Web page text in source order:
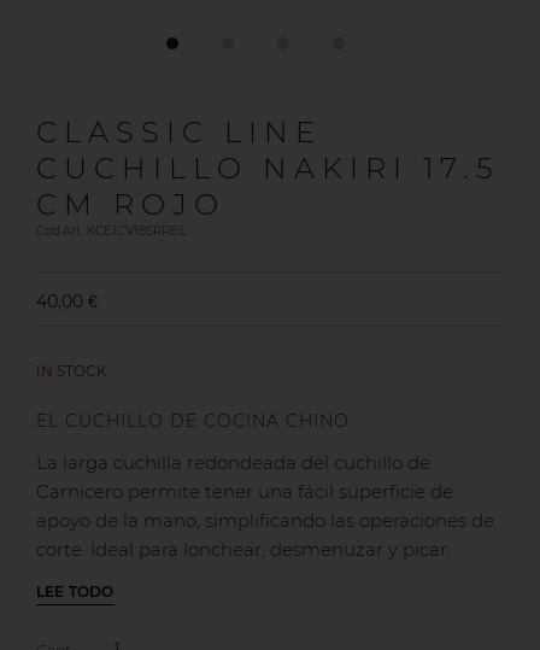
CLASSIC LINE
CUCHILLO NAKIRI 17.5
CM ROJO
Cod.Art. KCE1CV18SRRBL
40,00 €
IN STOCK
EL CUCHILLO DE COCINA CHINO
La larga cuchilla redondeada del cuchillo de
Carnicero permite tener una fácil superficie de
apoyo de la mano, simplificando las operaciones de
corte. Ideal para lonchear, desmenuzar y picar.
LEE TODO